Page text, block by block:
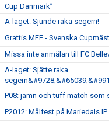
Cup Danmark”
A-laget: Sjunde raka segern!
Grattis MFF - Svenska
Missa inte anmälan till FC
A-laget: Sjätte raka
P08: jämn och tuff match som
P2012: Målfest på Mariedals IP